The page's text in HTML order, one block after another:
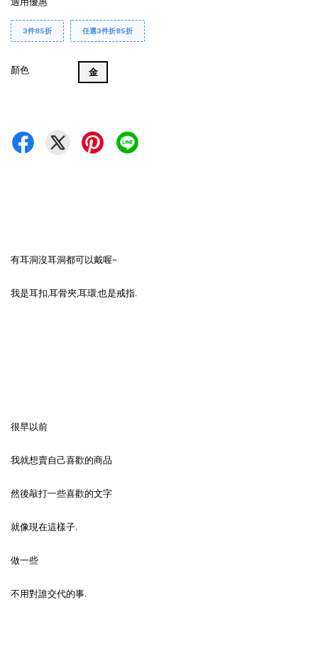
3件85折 任選3件折85折
顏色 金
有耳洞沒耳洞都可以戴喔~
我是耳扣,耳骨夾,耳環,也是戒指.
很早以前
我就想賣自己喜歡的商品
然後敲打一些喜歡的文字
就像現在這樣子.
做一些
不用對誰交代的事.